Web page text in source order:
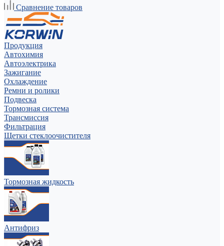
Сравнение товаров
Продукция
Автохимия
Автоэлектрика
Зажигание
Охлаждение
Ремни и ролики
Подвеска
Тормозная система
Трансмиссия
Фильтрация
Щетки стеклоочистителя
Тормозная жидкость
Антифриз